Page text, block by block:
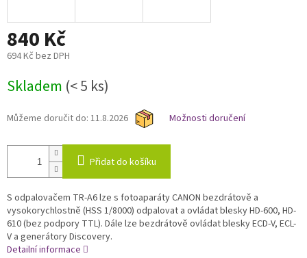
840 Kč
694 Kč bez DPH
cena:
Skladem (< 5 ks)
Můžeme doručit do: 11.8.2026 Možnosti doručení
Přidat do košíku
S odpalovačem TR-A6 lze s fotoaparáty CANON bezdrátově a
vysokorychlostně (HSS 1/8000) odpalovat a ovládat blesky HD-600, HD-
610 (bez podpory TTL). Dále lze bezdrátově ovládat blesky ECD-V, ECL-
V a generátory Discovery.
Detailní informace